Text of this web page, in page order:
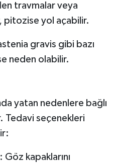
travmalar veya
pitozise yol açabilir.
gravis gibi bazı
neden olabilir.
yatan nedenlere bağlı
Tedavi seçenekleri
kapaklarını